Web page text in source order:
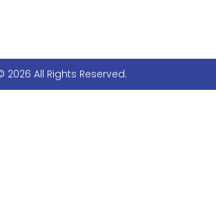
2026 All Rights Reserved.